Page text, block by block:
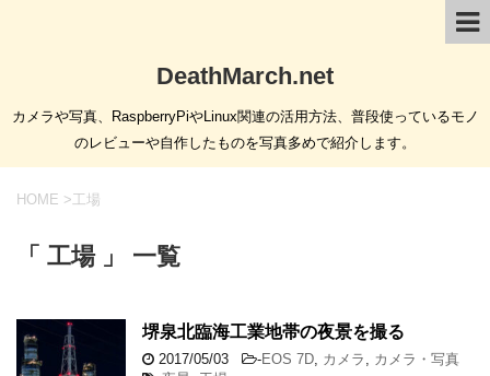
DeathMarch.net
カメラや写真、RaspberryPiやLinux関連の活用方法、普段使っているモノ
のレビューや自作したものを写真多めで紹介します。
HOME >工場
「 工場 」 一覧
堺泉北臨海工業地帯の夜景を撮る
2017/05/03 -EOS 7D カメラ
カメラ・写真